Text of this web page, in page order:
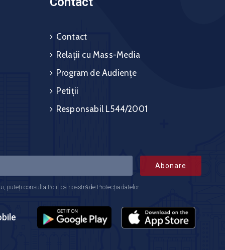
Contact
Relații cu Mass-Media
Program de Audiențe
Petiții
Responsabil L544/2001
Abonare
puteți consulta Politica noastră de Protecția datelor.